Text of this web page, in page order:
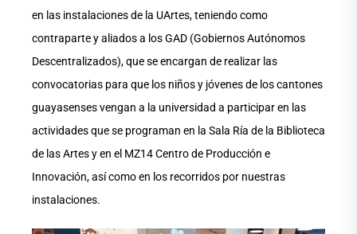
en las instalaciones de la UArtes, teniendo como
contraparte y aliados a los GAD (Gobiernos Autónomos
Descentralizados), que se encargan de realizar las
convocatorias para que los niños y jóvenes de los cantones
guayasenses vengan a la universidad a participar en las
actividades que se programan en la Sala Ría de la Biblioteca
de las Artes y en el MZ14 Centro de Producción e
Innovación, así como en los recorridos por nuestras
instalaciones.